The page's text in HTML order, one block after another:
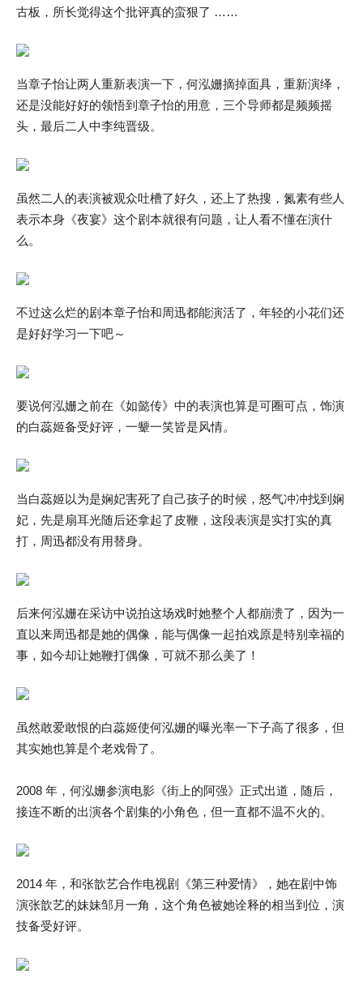
古板，所长觉得这个批评真的蛮狠了 ……
当章子怡让两人重新表演一下，何泓姗摘掉面具，重新演绎，
还是没能好好的领悟到章子怡的用意，三个导师都是频频摇
头，最后二人中李纯晋级。
虽然二人的表演被观众吐槽了好久，还上了热搜，氮素有些人
表示本身《夜宴》这个剧本就很有问题，让人看不懂在演什
么。
不过这么烂的剧本章子怡和周迅都能演活了，年轻的小花们还
是好好学习一下吧～
要说何泓姗之前在《如懿传》中的表演也算是可圈可点，饰演
的白蕊姬备受好评，一颦一笑皆是风情。
当白蕊姬以为是娴妃害死了自己孩子的时候，怒气冲冲找到娴
妃，先是扇耳光随后还拿起了皮鞭，这段表演是实打实的真
打，周迅都没有用替身。
后来何泓姗在采访中说拍这场戏时她整个人都崩溃了，因为一
直以来周迅都是她的偶像，能与偶像一起拍戏原是特别幸福的
事，如今却让她鞭打偶像，可就不那么美了！
虽然敢爱敢恨的白蕊姬使何泓姗的曝光率一下子高了很多，但
其实她也算是个老戏骨了。
2008 年，何泓姗参演电影《街上的阿强》正式出道，随后，
接连不断的出演各个剧集的小角色，但一直都不温不火的。
2014 年，和张歆艺合作电视剧《第三种爱情》，她在剧中饰
演张歆艺的妹妹邹月一角，这个角色被她诠释的相当到位，演
技备受好评。